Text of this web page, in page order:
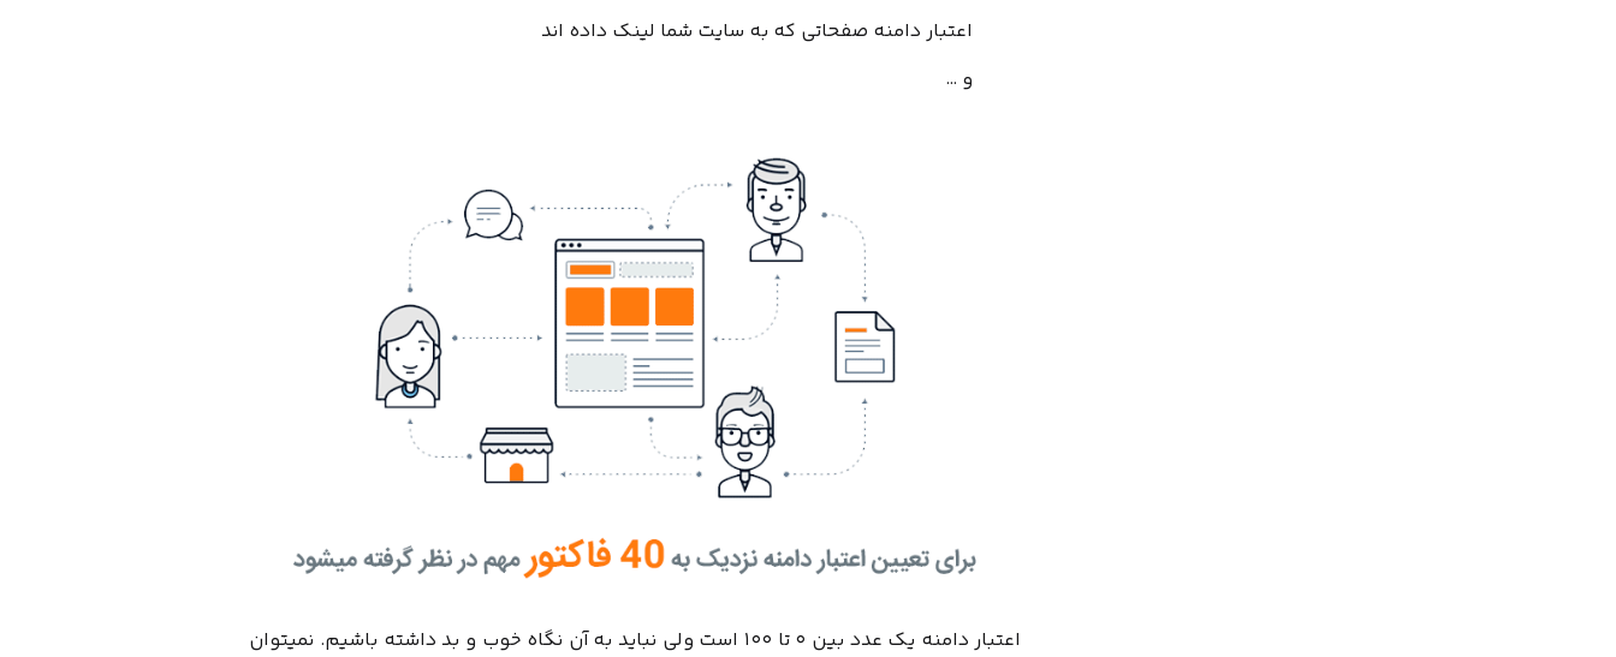
اعتبار دامنه صفحاتی که به سایت شما لینک داده اند
و …
اعتبار دامنه یک عدد بین ۰ تا ۱۰۰ است ولی نباید به آن نگاه خوب و بد داشته باشیم. نمیتوان